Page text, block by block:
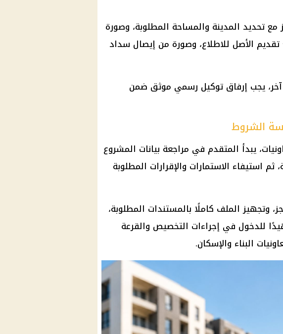
مع تحديد المدينة والمساحة المطلوبة، وصورة
الأصل للاطلاع، وصورة من إيصال سداد
يجب إرفاق توكيل رسمي موثق ضمن
الشروط
يبدأ المتقدم في مراجعة بيانات المشروع
ثم استيفاء الاستمارات والإقرارات المطلوبة
وتجهيز الملف كاملًا بالمستندات المطلوبة،
للدخول في إجراءات التخصيص والقرعة
البناء والإسكان.